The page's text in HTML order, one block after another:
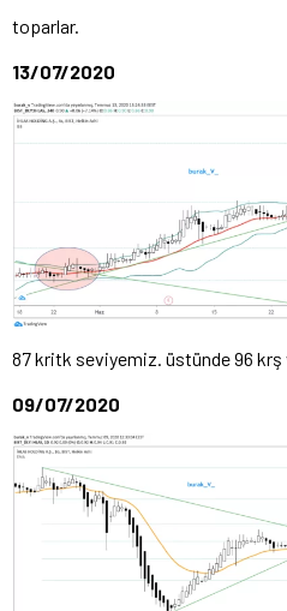
toparlar.
13/07/2020
87 kritk seviyemiz. üstünde 96 krş
09/07/2020